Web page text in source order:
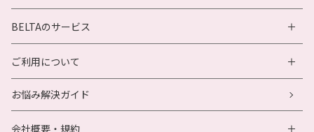
BELTAのサービス
ご利用について
お悩み解決ガイド
会社概要・規約